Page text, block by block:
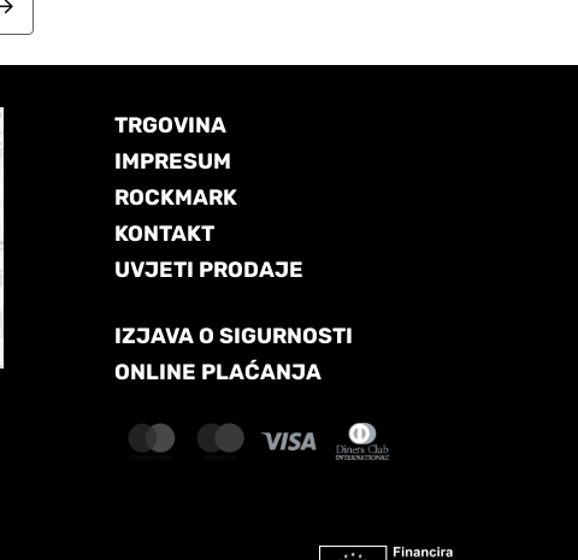
Next
TRGOVINA
IMPRESUM
ROCKMARK
KONTAKT
UVJETI PRODAJE
IZJAVA O SIGURNOSTI
ONLINE PLAĆANJA